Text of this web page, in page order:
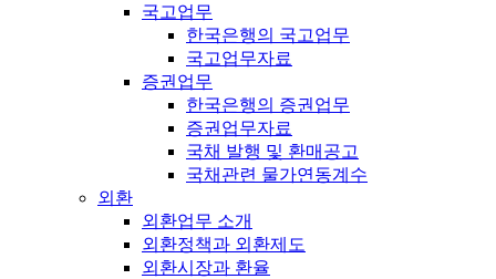
국고업무
한국은행의 국고업무
국고업무자료
증권업무
한국은행의 증권업무
증권업무자료
국채 발행 및 환매공고
국채관련 물가연동계수
외환
외환업무 소개
외환정책과 외환제도
외환시장과 환율